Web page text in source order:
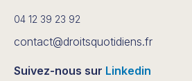
04 12 39 23 92
contact@droitsquotidiens.fr
Suivez-nous sur Linkedin